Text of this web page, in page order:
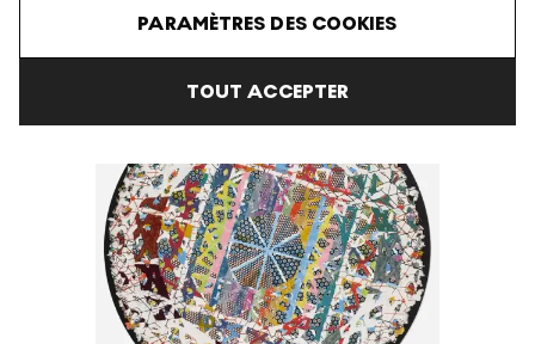
PARAMÈTRES DES COOKIES
TOUT ACCEPTER
Alan Shields Polar Route) Signed Mixed Media